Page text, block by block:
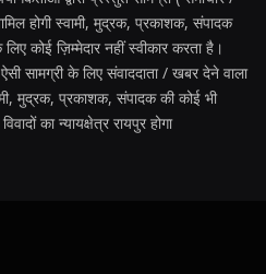
होगी स्वामी, मुद्रक, प्रकाशक, संपादक
कोई ज़िम्मेदार नहीं स्वीकार करता है।
सामग्री के लिए संवाददाता / खबर देने वाला
मुद्रक, प्रकाशक, संपादक की कोई भी
का न्यायक्षेत्र रायपुर होगा